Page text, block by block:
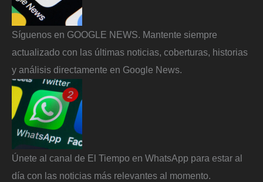
Síguenos en GOOGLE NEWS. Mantente siempre
actualizado con las últimas noticias, coberturas, historias
y análisis directamente en Google News.
Únete al canal de El Tiempo en WhatsApp para estar al
día con las noticias más relevantes al momento.